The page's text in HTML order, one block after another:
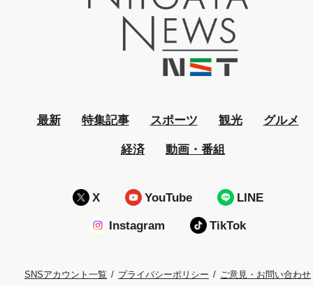
最新 特集記事 スポーツ 観光 グルメ
経済 動画・番組
X YouTube LINE
Instagram TikTok
SNSアカウント一覧 プライバシーポリシー ご意見・お問い合わせ